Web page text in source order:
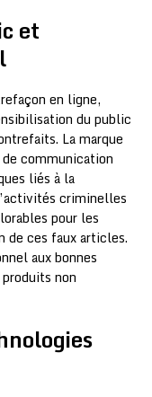
et
en ligne,
du public
La marque
communication
liés à la
criminelles
pour les
de ces faux articles.
aux bonnes
non